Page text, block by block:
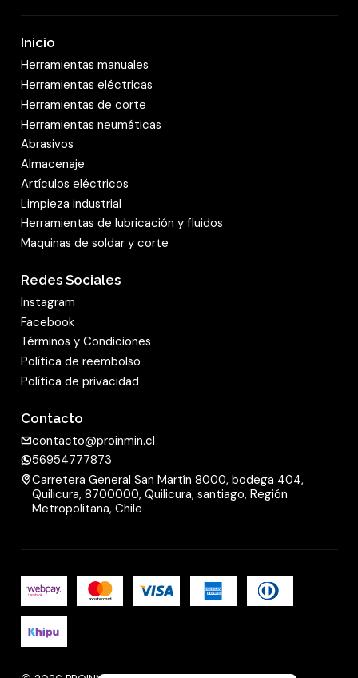
Inicio
Herramientas manuales
Herramientas eléctricas
Herramientas de corte
Herramientas neumáticas
Abrasivos
Almacenaje
Artículos eléctricos
Limpieza industrial
Herramientas de lubricación y fluidos
Maquinas de soldar y corte
Redes Sociales
Instagram
Facebook
Términos y Condiciones
Política de reembolso
Política de privacidad
Contacto
contacto@proinmin.cl
56954777873
Carretera General San Martín 8000, bodega 404,
Quilicura, 8700000, Quilicura, santiago, Región
Metropolitana, Chile